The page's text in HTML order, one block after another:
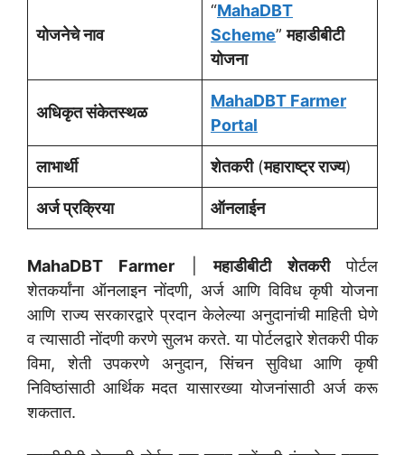
योजनेचे नाव
“MahaDBT
Scheme”महाडीबीटी
योजना
अधिकृत संकेतस्थळ
MahaDBT Farmer
Portal
लाभार्थी शेतकरी(महाराष्ट्र राज्य)
अर्ज प्रक्रिया ऑनलाईन
MahaDBT Farmer |महाडीबीटी शेतकरीपोर्टल
शेतकर्यांना ऑनलाइन नोंदणी, अर्ज आणि विविध कृषी योजना
आणि राज्य सरकारद्वारे प्रदान केलेल्या अनुदानांची माहिती घेणे
व त्यासाठी नोंदणी करणे सुलभ करते. या पोर्टलद्वारे शेतकरी पीक
विमा, शेती उपकरणे अनुदान, सिंचन सुविधा आणि कृषी
निविष्ठांसाठी आर्थिक मदत यासारख्या योजनांसाठी अर्ज करू
शकतात.